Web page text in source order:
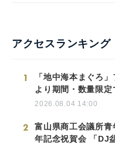
アクセスランキング
1
「地中海本まぐろ
より期間・数量限定
2026.08.04 14:00
2
富山県商工会議所
年記念祝賀会 「DJ